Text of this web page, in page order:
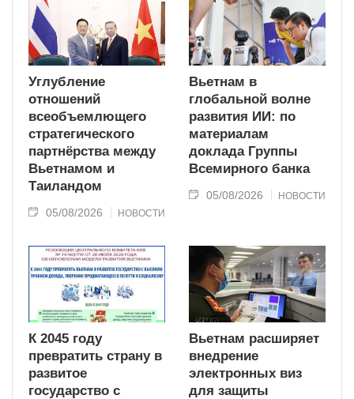
Углубление
отношений
всеобъемлющего
стратегического
партнёрства между
Вьетнамом и
Таиландом
05/08/2026 НОВОСТИ
Вьетнам в
глобальной волне
развития ИИ: по
материалам
доклада Группы
Всемирного банка
05/08/2026 НОВОСТИ
К 2045 году
превратить страну в
развитое
государство с
Вьетнам расширяет
внедрение
электронных виз
для защиты